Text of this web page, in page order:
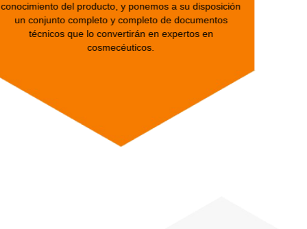
conocimiento del producto, y ponemos a su disposición
un conjunto completo y completo de documentos
técnicos que lo convertirán en expertos en
cosmecéuticos.